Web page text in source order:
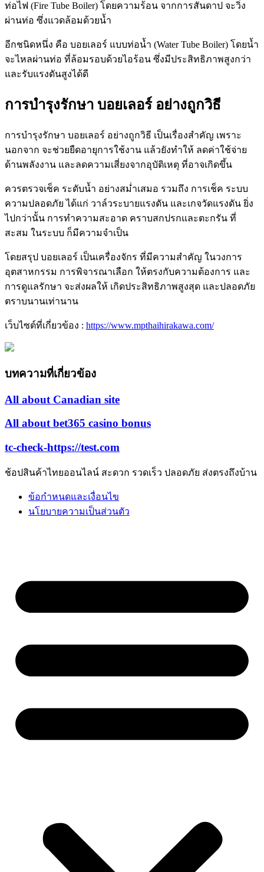
ท่อไฟ (Fire Tube Boiler) โดยความร้อน จากการสันดาป จะวิ่ง
ผ่านท่อ ซึ่งแวดล้อมด้วยน้ำ
อีกชนิดหนึ่ง คือ บอยเลอร์ แบบท่อน้ำ (Water Tube Boiler) โดยน้ำ
จะไหลผ่านท่อ ที่ล้อมรอบด้วยไอร้อน ซึ่งมีประสิทธิภาพสูงกว่า
และรับแรงดันสูงได้ดี
การบำรุงรักษา บอยเลอร์ อย่างถูกวิธี
การบำรุงรักษา บอยเลอร์ อย่างถูกวิธี เป็นเรื่องสำคัญ เพราะ
นอกจาก จะช่วยยืดอายุการใช้งาน แล้วยังทำให้ ลดค่าใช้จ่าย
ด้านพลังงาน และลดความเสี่ยงจากอุบัติเหตุ ที่อาจเกิดขึ้น
ควรตรวจเช็ค ระดับน้ำ อย่างสม่ำเสมอ รวมถึง การเช็ค ระบบ
ความปลอดภัย ได้แก่ วาล์วระบายแรงดัน และเกจวัดแรงดัน ยิ่ง
ไปกว่านั้น การทำความสะอาด คราบสกปรกและตะกรัน ที่
สะสม ในระบบ ก็มีความจำเป็น
โดยสรุป บอยเลอร์ เป็นเครื่องจักร ที่มีความสำคัญ ในวงการ
อุตสาหกรรม การพิจารณาเลือก ให้ตรงกับความต้องการ และ
การดูแลรักษา จะส่งผลให้ เกิดประสิทธิภาพสูงสุด และปลอดภัย
ตราบนานเท่านาน
เว็บไซต์ที่เกี่ยวข้อง : https://www.mpthaihirakawa.com/
บทความที่เกี่ยวข้อง
All about Canadian site
All about bet365 casino bonus
tc-check-https://test.com
ช้อปสินค้าไทยออนไลน์ สะดวก รวดเร็ว ปลอดภัย ส่งตรงถึงบ้าน
ข้อกำหนดและเงื่อนไข
นโยบายความเป็นส่วนตัว